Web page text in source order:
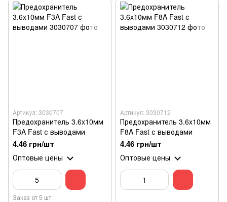
Артикул: 3030707
Предохранитель 3.6x10мм
F3A Fast с выводами
4.46 грн/шт
Оптовые цены
Заказ от 5 шт
Артикул: 3030712
Предохранитель 3.6x10мм
F8A Fast с выводами
4.46 грн/шт
Оптовые цены